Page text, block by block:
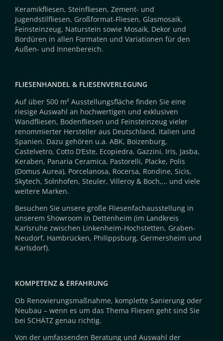
Keramikfliesen, Steinfliesen, Zement- und
Jugendstilfliesen, Großformat-Fliesen, Glasmosaik,
Feinsteinzeug, Naturstein sowie Mosaik, Dekor und
Bordüren in allen Formaten und Variationen für den
Außen- und Innenbereich.
FLIESENHANDEL & FLIESENVERLEGUNG
Auf über 500 m² Ausstellungsfläche finden Sie eine
riesige Auswahl an hochwertigen und exklusiven
Wandfliesen, Bodenfliesen und Feinsteinzeug vieler
renommierter Hersteller aus Deutschland, Italien und
Spanien. Dazu gehören u.a. ABK, Boizenburg,
Castelvetro, Cotto D’Este, Ecopiedra, Gazzini, Iris, Jasba,
Keraben, Panaria Ceramica, Pastorelli, Placke, Polis
(Domus Aurea), Porcelanosa, Rocersa, Rondine, Sicis,
Skytech, Solnhofen, Steuler, Villeroy & Boch,… und viele
weitere Marken.
Besuchen Sie unsere große Fliesenfachausstellung in
unserem Showroom in Dettenheim (im Landkreis
Karlsruhe zwischen Linkenheim-Hochstetten, Graben-
Neudorf, Hambrücken, Philippsburg, Germersheim und
Karlsdorf).
KOMPETENZ & ERFAHRUNG
Ob Renovierungsmaßnahme, komplette Sanierung oder
Neubau – wenn es um das Thema Fliesen geht sind Sie
bei SCHÄTZ genau richtig.
Von der umfassenden Beratung und Auswahl der